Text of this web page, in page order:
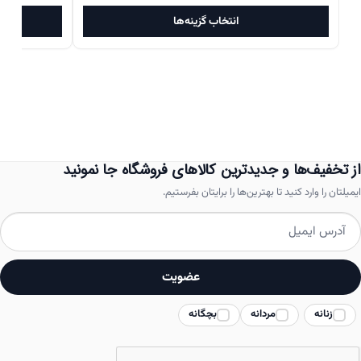
۱۷,۲۸۰,۰۰۰تومان
بود.
۱۰,۶۴۶,۰۰۰تومان
است.
انتخاب گزینه‌ها
این
محصول
باشد.
ها
در
از تخفیف‌ها و جدیدترین کالاهای فروشگاه جا نمونید
ایمیلتان را وارد کنید تا بهترین‌ها را برایتان بفرستیم.
زنانه مردانه بچگانه
عضویت